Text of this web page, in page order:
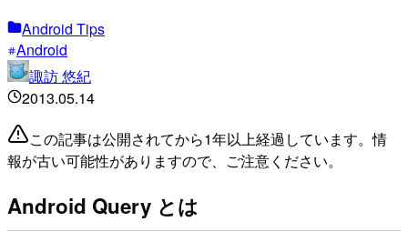
Android Tips
Android
諏訪 悠紀
2013.05.14
この記事は公開されてから1年以上経過しています。情
報が古い可能性がありますので、ご注意ください。
Android Query とは